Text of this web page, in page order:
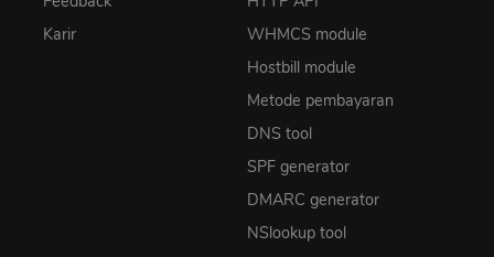
Karir
WHMCS module
Hostbill module
Metode pembayaran
DNS tool
SPF generator
DMARC generator
NSlookup tool